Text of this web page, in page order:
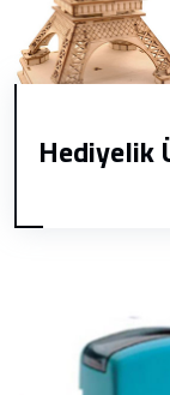
Hediyelik